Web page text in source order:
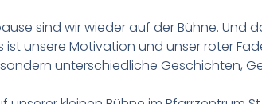
sind wir wieder auf der Bühne. Und
ist unsere Motivation und unser roter
unterschiedliche Geschichten,